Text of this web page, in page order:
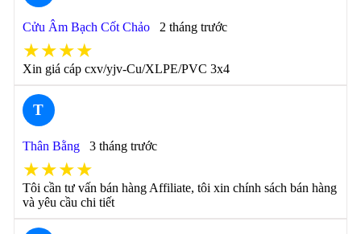
Cửu Âm Bạch Cốt Chảo 2 tháng trước
★★★★
Xin giá cáp cxv/yjv-Cu/XLPE/PVC 3x4
T
Thân Bằng 3 tháng trước
★★★★
Tôi cần tư vấn bán hàng Affiliate, tôi xin chính sách bán hàng
và yêu cầu chi tiết